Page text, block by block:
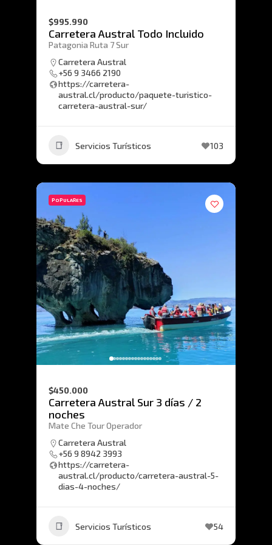
$995.990
Carretera Austral Todo Incluido
Patagonia Ruta 7 Sur
Carretera Austral
+56 9 3466 2190
https://carretera-
austral.cl/producto/paquete-turistico-
carretera-austral-sur/
Servicios Turísticos 103
POPULARES
$450.000
Carretera Austral Sur 3 días / 2
noches
Mate Che Tour Operador
Carretera Austral
+56 9 8942 3993
https://carretera-
austral.cl/producto/carretera-austral-5-
dias-4-noches/
Servicios Turísticos 54